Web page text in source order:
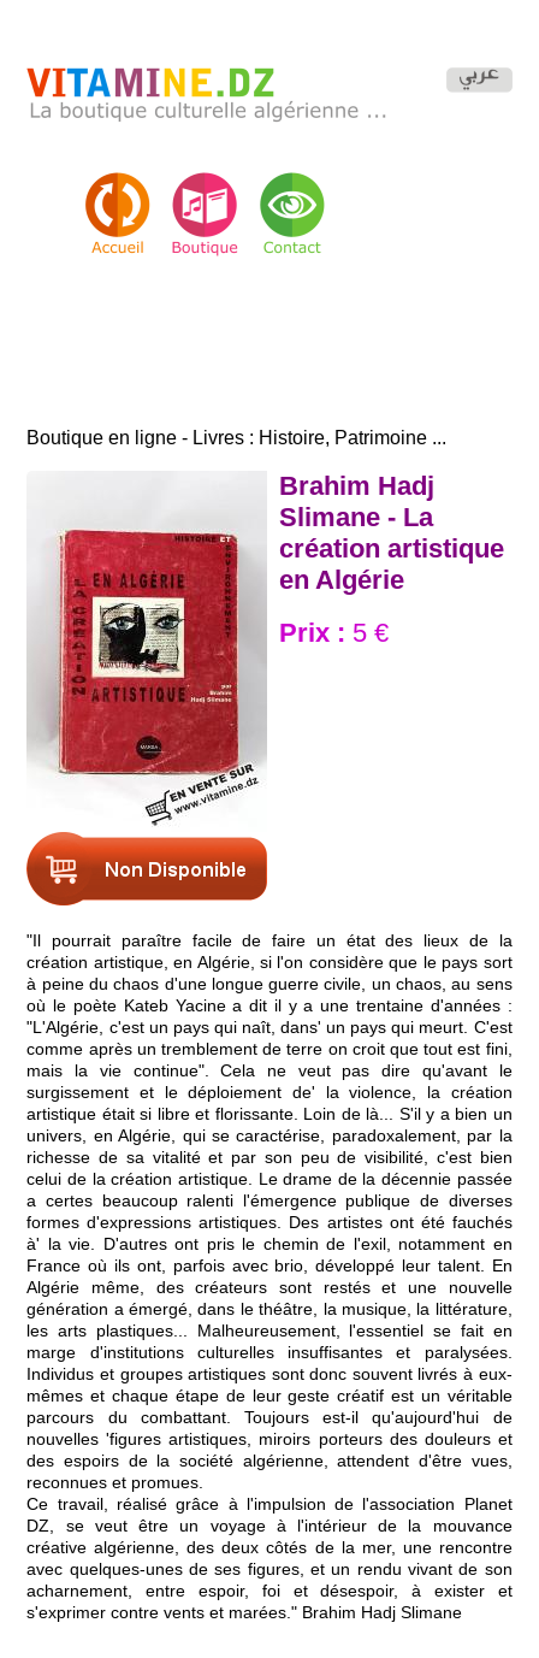
Boutique en ligne - Livres : Histoire, Patrimoine ...
Brahim Hadj
Slimane - La
création artistique
en Algérie
Prix : 5 €
"Il pourrait paraître facile de faire un état des lieux de la
création artistique, en Algérie, si l'on considère que le pays sort
à peine du chaos d'une longue guerre civile, un chaos, au sens
où le poète Kateb Yacine a dit il y a une trentaine d'années :
"L'Algérie, c'est un pays qui naît, dans' un pays qui meurt. C'est
comme après un tremblement de terre on croit que tout est fini,
mais la vie continue". Cela ne veut pas dire qu'avant le
surgissement et le déploiement de' la violence, la création
artistique était si libre et florissante. Loin de là... S'il y a bien un
univers, en Algérie, qui se caractérise, paradoxalement, par la
richesse de sa vitalité et par son peu de visibilité, c'est bien
celui de la création artistique. Le drame de la décennie passée
a certes beaucoup ralenti l'émergence publique de diverses
formes d'expressions artistiques. Des artistes ont été fauchés
à' la vie. D'autres ont pris le chemin de l'exil, notamment en
France où ils ont, parfois avec brio, développé leur talent. En
Algérie même, des créateurs sont restés et une nouvelle
génération a émergé, dans le théâtre, la musique, la littérature,
les arts plastiques... Malheureusement, l'essentiel se fait en
marge d'institutions culturelles insuffisantes et paralysées.
Individus et groupes artistiques sont donc souvent livrés à eux-
mêmes et chaque étape de leur geste créatif est un véritable
parcours du combattant. Toujours est-il qu'aujourd'hui de
nouvelles 'figures artistiques, miroirs porteurs des douleurs et
des espoirs de la société algérienne, attendent d'être vues,
reconnues et promues.
Ce travail, réalisé grâce à l'impulsion de l'association Planet
DZ, se veut être un voyage à l'intérieur de la mouvance
créative algérienne, des deux côtés de la mer, une rencontre
avec quelques-unes de ses figures, et un rendu vivant de son
acharnement, entre espoir, foi et désespoir, à exister et
s'exprimer contre vents et marées." Brahim Hadj Slimane